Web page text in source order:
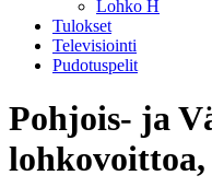
Lohko H
Tulokset
Televisiointi
Pudotuspelit
Pohjois- ja